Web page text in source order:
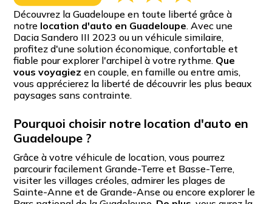
Découvrez la Guadeloupe en toute liberté grâce à
notre location d'auto en Guadeloupe. Avec une
Dacia Sandero III 2023 ou un véhicule similaire,
profitez d'une solution économique, confortable et
fiable pour explorer l'archipel à votre rythme. Que
vous voyagiez en couple, en famille ou entre amis,
vous apprécierez la liberté de découvrir les plus beaux
paysages sans contrainte.
Pourquoi choisir notre location d'auto en
Guadeloupe ?
Grâce à votre véhicule de location, vous pourrez
parcourir facilement Grande-Terre et Basse-Terre,
visiter les villages créoles, admirer les plages de
Sainte-Anne et de Grande-Anse ou encore explorer le